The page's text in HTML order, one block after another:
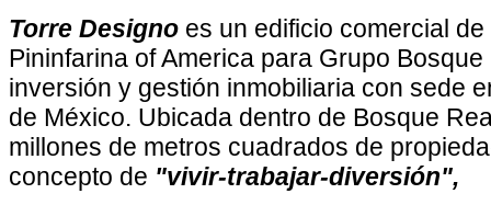
Torre Designo es un edificio comercial
Pininfarina of America para Grupo
inversión y gestión inmobiliaria con sede
de México. Ubicada dentro de Bosque
millones de metros cuadrados de
concepto de "vivir-trabajar-diversión",